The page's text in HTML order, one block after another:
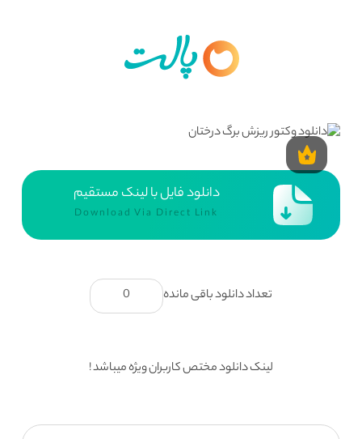
دانلود فایل با لینک مستقیم
Download Via Direct Link
تعداد دانلود باقی مانده 0
لینک دانلود مختص کاربران ویژه میباشد !